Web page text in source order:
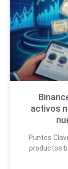
activos
Puntos
productos